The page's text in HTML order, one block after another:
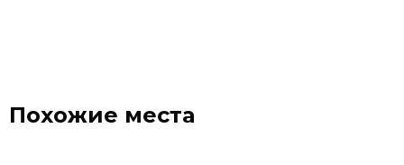
Похожие места